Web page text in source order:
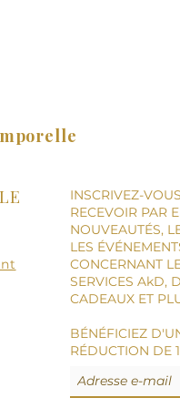
INSCRIVEZ-
RECEVOIR PAR
NOUVEAUTÉS,
LES
CONCERNANT
SERVICES AkD,
CADEAUX ET
BÉNÉFICIEZ
RÉDUCTION DE